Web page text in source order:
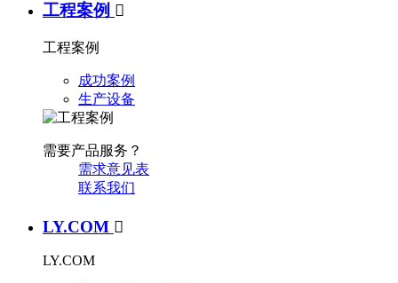
工程案例 
工程案例
成功案例
生产设备
需要产品服务？
需求意见表
联系我们
LY.COM 
LY.COM